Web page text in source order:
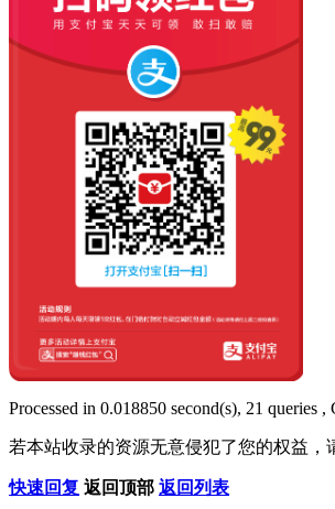
Processed in 0.018850 second(s), 21 queries
若本站收录的资源无意侵犯了您的权益，
快速回复 返回顶部 返回列表